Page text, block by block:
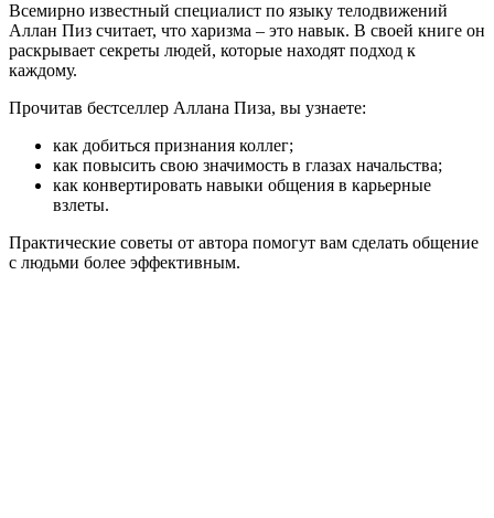
Всемирно известный специалист по языку телодвижений
Аллан Пиз считает, что харизма – это навык. В своей книге он
раскрывает секреты людей, которые находят подход к
каждому.
Прочитав бестселлер Аллана Пиза, вы узнаете:
как добиться признания коллег;
как повысить свою значимость в глазах начальства;
как конвертировать навыки общения в карьерные
взлеты.
Практические советы от автора помогут вам сделать общение
с людьми более эффективным.